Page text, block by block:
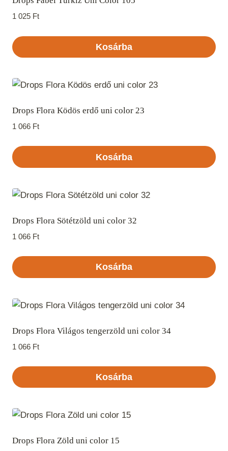
1 025 Ft
Kosárba
Drops Flora Ködös erdő uni color 23
1 066 Ft
Kosárba
Drops Flora Sötétzöld uni color 32
1 066 Ft
Kosárba
Drops Flora Világos tengerzöld uni color 34
1 066 Ft
Kosárba
Drops Flora Zöld uni color 15